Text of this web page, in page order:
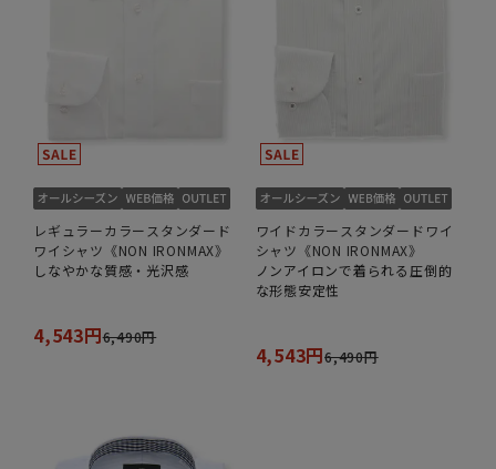
レギュラーカラースタンダード
ワイシャツ《NON IRONMAX》
しなやかな質感・光沢感
4,543円6,490円
ワイドカラースタンダードワイ
シャツ《NON IRONMAX》
ノンアイロンで着られる圧倒的
な形態安定性
4,543円6,490円